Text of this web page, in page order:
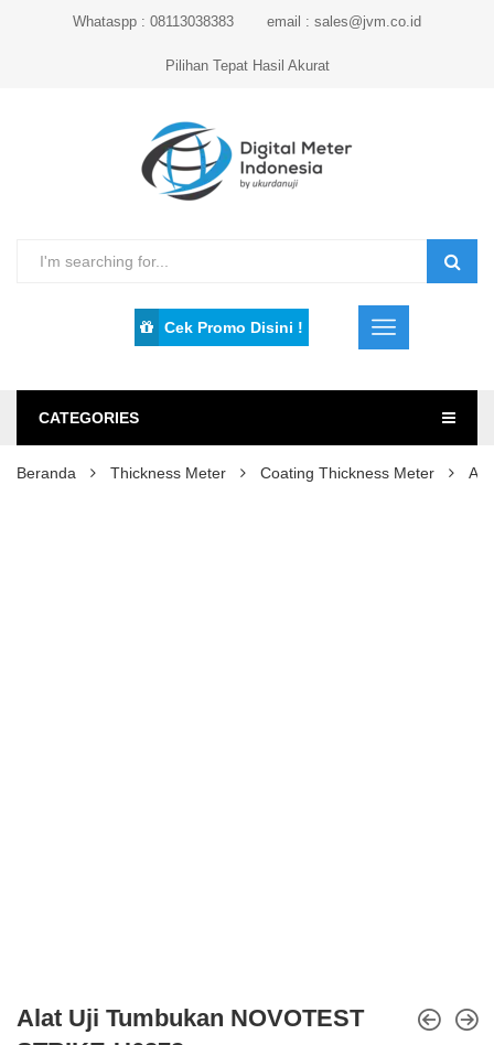
Whataspp : 08113038383 email : sales@jvm.co.id
Pilihan Tepat Hasil Akurat
Cek Promo Disini !
CATEGORIES
Beranda Thickness Meter Coating Thickness Meter
Alat Uji Tumbukan NOVOTEST